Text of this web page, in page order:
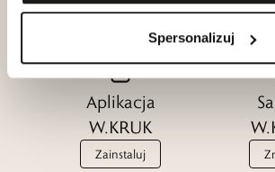
Spersonalizuj
Dołącz
Aplikacja
W.KRUK
Zainstaluj